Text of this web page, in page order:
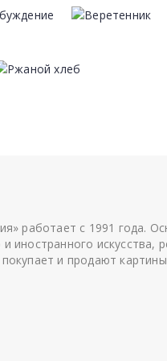
работает с 1991 года.
иностранного искусства,
и продают